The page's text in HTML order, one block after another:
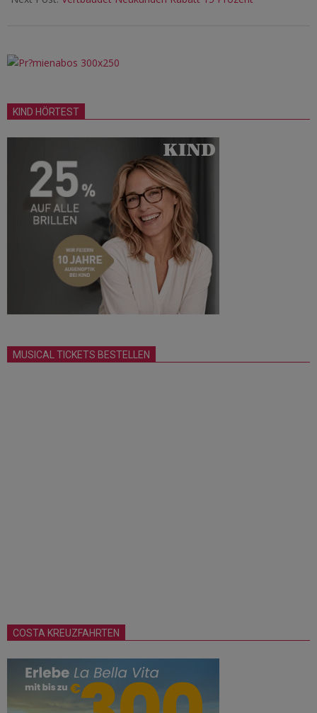
KIND HÖRTEST
MUSICAL TICKETS BESTELLEN
COSTA KREUZFAHRTEN